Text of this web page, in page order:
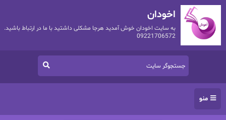
اخودان
به سایت اخودان خوش آمدید هرجا مشکلی داشتید با ما در ارتباط باشید.
09221706572
منو